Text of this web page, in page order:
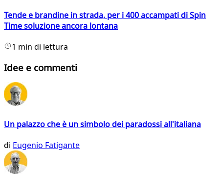
Tende e brandine in strada, per i 400 accampati di Spin
Time soluzione ancora lontana
1 min di lettura
Idee e commenti
Un palazzo che è un simbolo dei paradossi all'italiana
di Eugenio Fatigante